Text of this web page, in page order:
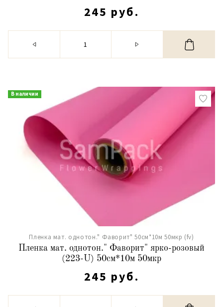
245 руб.
В наличии
Пленка мат. однотон." Фаворит" 50см*10м 50мкр (fv)
Пленка мат. однотон." Фаворит" ярко-розовый
(223-U) 50см*10м 50мкр
245 руб.